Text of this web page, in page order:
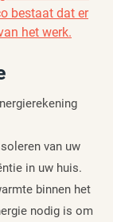
bestaat dat er
het werk.
van uw
in uw huis.
binnen het
nodig is om